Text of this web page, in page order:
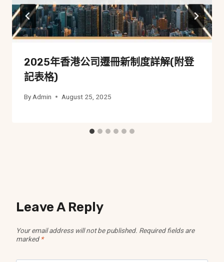
2025年香港公司遷冊新制度詳解(附登
記表格)
By Admin August 25, 2025
Leave A Reply
Your email address will not be published. Required fields are
marked *